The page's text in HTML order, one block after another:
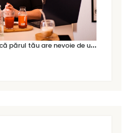
C
um îți dai seama că părul tău are nevoie de un tratament profesional